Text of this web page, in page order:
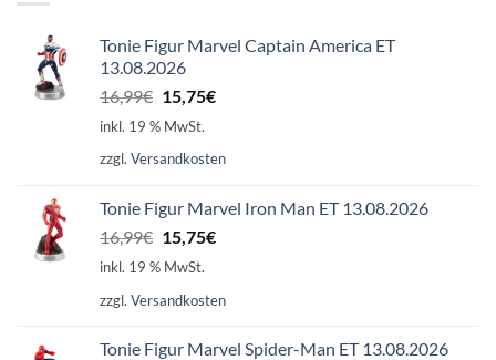
Tonie Figur Marvel Captain America ET
13.08.2026
16,99€ Ursprünglicher
Preis
16,99€
15,75€Aktueller
15,75€.
inkl. 19 % MwSt.
zzgl. Versandkosten
Tonie Figur Marvel Iron Man ET 13.08.2026
16,99€ Ursprünglicher
Preis
16,99€
15,75€Aktueller
15,75€.
inkl. 19 % MwSt.
zzgl. Versandkosten
Tonie Figur Marvel Spider-Man ET 13.08.2026